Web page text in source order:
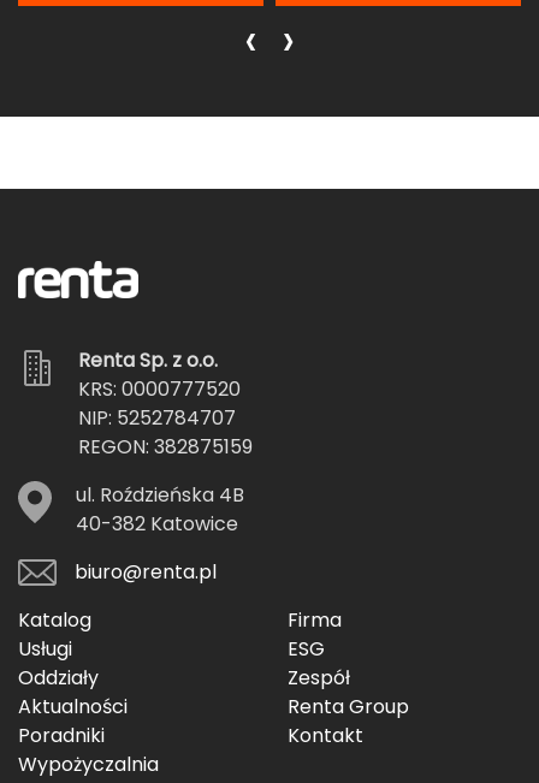
‹ ›
Renta Sp. z o.o.
KRS: 0000777520
NIP: 5252784707
REGON: 382875159
ul. Roździeńska 4B
40-382 Katowice
biuro@renta.pl
Katalog
Usługi
Oddziały
Aktualności
Poradniki
Wypożyczalnia
Firma
ESG
Zespół
Renta Group
Kontakt